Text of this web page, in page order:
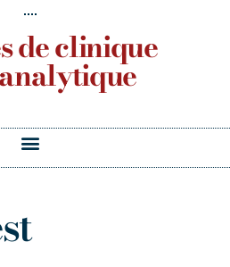
de clinique